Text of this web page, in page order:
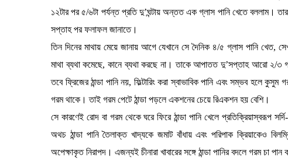
১২টার পর ৫/৬টা পর্যন্ত প্রতি দু’ঘন্টায় অন্তত এক গ্লাস পানি খেতে বললাম।
সপ্তাহ পর ফলাফল জানাতে।
তিন দিনের মাথায় মেয়ে জানায় আগে যেখানে সে দৈনিক ৪/৫ গ্লাস পানি খেত,
মাথা ব্যথা কমেছে, কানে ব্যথা করছে না। তাকে আপাতত দু’সপ্তাহ আরো ২/৩
তবে ফ্রিজের ঠান্ডা পানি নয়, ফিল্টারিং করা স্বাভাবিক পানি এবং সম্ভব হলে কুসুম
গরম থাকে। তাই গরম পেটে ঠান্ডা পড়লে একশনের চেয়ে রিএকশন হয় বেশি।
সে কারণেই রোদ বা গরম থেকে ঘরে ফিরে ঠান্ডা পানি খেলে প্রতিক্রিয়াস্বরূপ
অথচ ঠান্ডা পানি তৈলাক্ত খাদ্যকে জমাট বাঁধায় এবং পরিপাক ক্রিয়াকেও
অপেক্ষাকৃত নিরাপদ। এজন্যই চীনারা খাবারের সঙ্গে ঠান্ডা পানির বদলে গরম চা পান